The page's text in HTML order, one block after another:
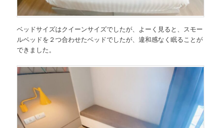
ベッドサイズはクイーンサイズでしたが、よーく見ると、スモー
ルベッドを２つ合わせたベッドでしたが、違和感なく眠ることが
できました。